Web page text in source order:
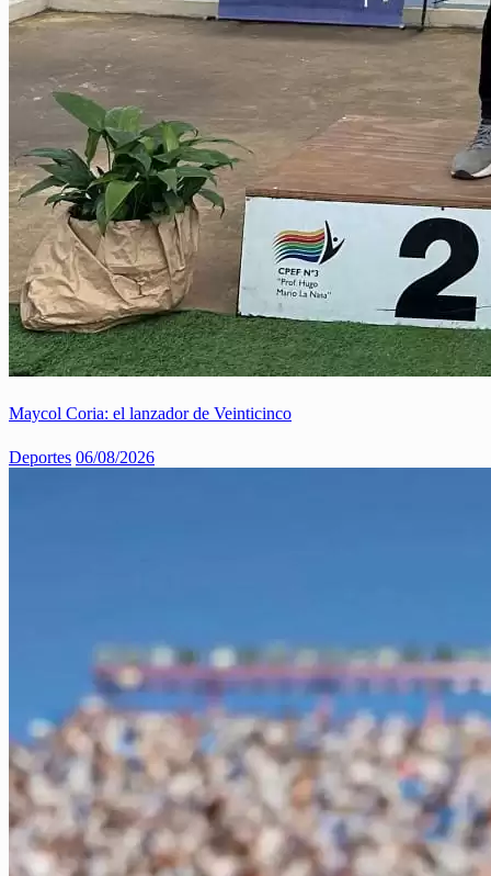
Maycol Coria: el lanzador de Veinticinco
Deportes 06/08/2026